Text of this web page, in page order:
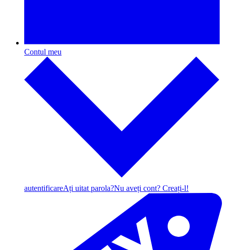
Contul meu
autentificareAți uitat parola?Nu aveți cont? Creați-l!